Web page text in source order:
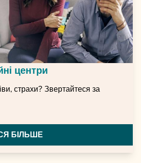
центри
страхи? Звертайтеся за
БІЛЬШЕ